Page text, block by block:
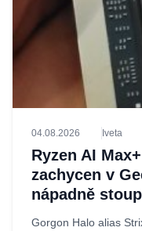
04.08.2026 Iveta
Ryzen AI
zachycen v
nápadně
Gorgon Halo alias